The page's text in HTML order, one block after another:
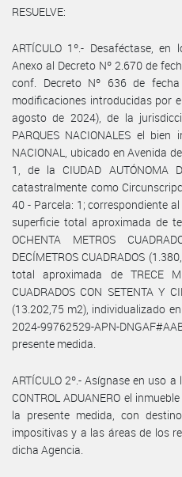
RESUELVE:
ARTÍCULO 1º.- Desaféctase,
Anexo al Decreto Nº 2.670 de
conf. Decreto Nº 636 de
modificaciones introducidas por
agosto de 2024), de la
PARQUES NACIONALES el
NACIONAL, ubicado en Avenida
1, de la CIUDAD AUTÓNOMA
catastralmente como
40 - Parcela: 1; correspondiente
superficie total aproximada de
OCHENTA METROS
DECÍMETROS CUADRADOS
total aproximada de TRECE
CUADRADOS CON SETENTA Y
(13.202,75 m2), individualizado
2024-99762529-APN-
presente medida.
ARTÍCULO 2º.- Asígnase en uso a
CONTROL ADUANERO el
la presente medida, con
impositivas y a las áreas de los
dicha Agencia.